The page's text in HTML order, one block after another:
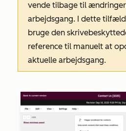
vende tilbage til
arbejdsgang. I dette
bruge den
reference til manuelt at
aktuelle arbejdsgang.